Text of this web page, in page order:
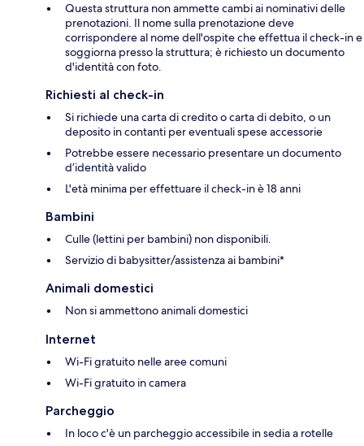
Questa struttura non ammette cambi ai nominativi delle
prenotazioni. Il nome sulla prenotazione deve
corrispondere al nome dell'ospite che effettua il check-in e
soggiorna presso la struttura; è richiesto un documento
d'identità con foto.
Richiesti al check-in
Si richiede una carta di credito o carta di debito, o un
deposito in contanti per eventuali spese accessorie
Potrebbe essere necessario presentare un documento
d’identità valido
L'età minima per effettuare il check-in è 18 anni
Bambini
Culle (lettini per bambini) non disponibili.
Servizio di babysitter/assistenza ai bambini*
Animali domestici
Non si ammettono animali domestici
Internet
Wi-Fi gratuito nelle aree comuni
Wi-Fi gratuito in camera
Parcheggio
In loco c'è un parcheggio accessibile in sedia a rotelle